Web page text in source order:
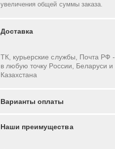
увеличения общей суммы заказа.
Доставка
ТК, курьерские службы, Почта РФ -
в любую точку России, Беларуси и
Казахстана
Варианты оплаты
Наши преимущества